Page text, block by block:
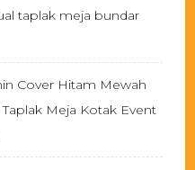
taplak meja bundar
Cover Hitam Mewah
Taplak Meja Kotak Event